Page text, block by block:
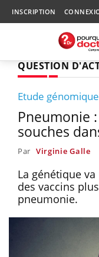
INSCRIPTION
QUESTION
Etude génomique
Pneumonie
souches
Par Virginie Galle
La génétique
des vaccins
pneumonie.